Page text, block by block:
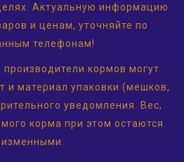
Актуальную информацию
и ценам, уточняйте по
телефонам!
кормов могут
и материал упаковки (мешков,
уведомления. Вес,
корма при этом остаются